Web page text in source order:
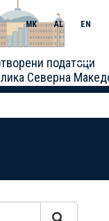
податоци
Северна
MK AL EN
Toggle